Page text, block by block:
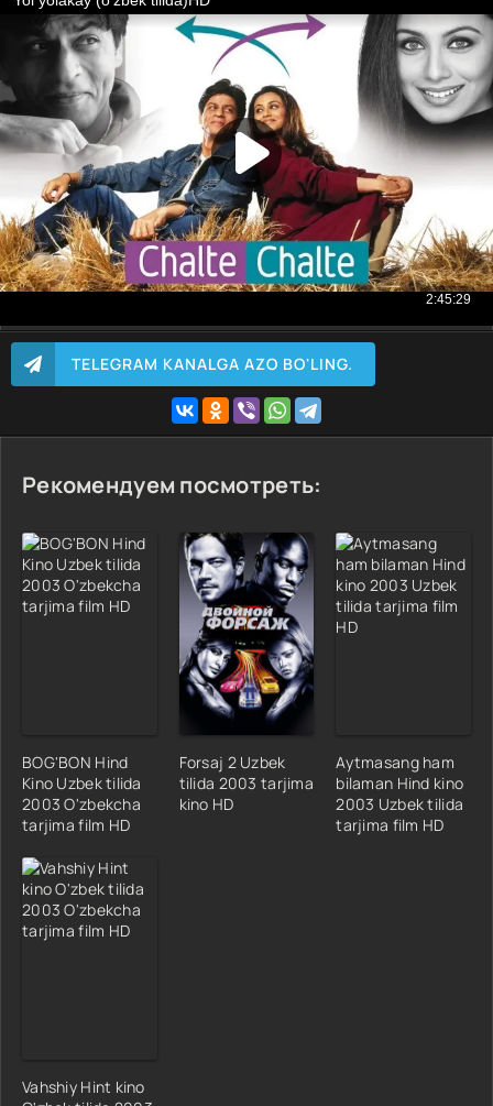
TELEGRAM KANALGA AZO BO'LING.
Рекомендуем посмотреть:
BOG'BON Hind
Kino Uzbek tilida
2003 O'zbekcha
tarjima film HD
Forsaj 2 Uzbek
tilida 2003 tarjima
kino HD
Aytmasang ham
bilaman Hind kino
2003 Uzbek tilida
tarjima film HD
Vahshiy Hint kino